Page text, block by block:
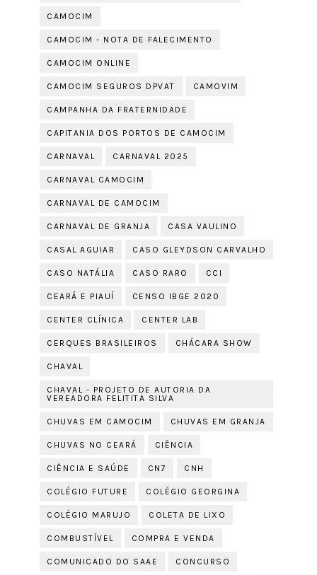
CAMOCIM
CAMOCIM - NOTA DE FALECIMENTO
CAMOCIM ONLINE
CAMOCIM SEGUROS DPVAT CAMOVIM
CAMPANHA DA FRATERNIDADE
CAPITANIA DOS PORTOS DE CAMOCIM
CARNAVAL CARNAVAL 2025
CARNAVAL CAMOCIM
CARNAVAL DE CAMOCIM
CARNAVAL DE GRANJA CASA VAULINO
CASAL AGUIAR CASO GLEYDSON CARVALHO
CASO NATÁLIA CASO RARO CCI
CEARÁ E PIAUÍ CENSO IBGE 2020
CENTER CLÍNICA CENTER LAB
CERQUES BRASILEIROS CHÁCARA SHOW
CHAVAL
CHAVAL - PROJETO DE AUTORIA DA
VEREADORA FELITITA SILVA
CHUVAS EM CAMOCIM CHUVAS EM GRANJA
CHUVAS NO CEARÁ CIÊNCIA
CIÊNCIA E SAÚDE CN7 CNH
COLÉGIO FUTURE COLÉGIO GEORGINA
COLÉGIO MARUJO COLETA DE LIXO
COMBUSTÍVEL COMPRA E VENDA
COMUNICADO DO SAAE CONCURSO